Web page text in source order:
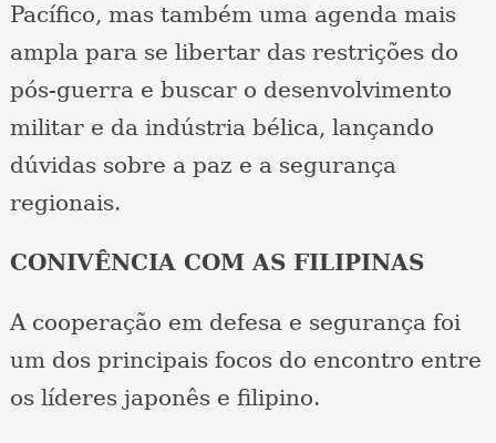
Pacífico, mas também uma agenda mais
ampla para se libertar das restrições do
pós-guerra e buscar o desenvolvimento
militar e da indústria bélica, lançando
dúvidas sobre a paz e a segurança
regionais.
CONIVÊNCIA COM AS FILIPINAS
A cooperação em defesa e segurança foi
um dos principais focos do encontro entre
os líderes japonês e filipino.